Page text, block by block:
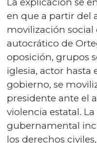
en que a partir del
movilización
autocrático de
oposición, grupos
iglesia, actor hasta
gobierno, se
presidente ante el
violencia estatal.
gubernamental
los derechos